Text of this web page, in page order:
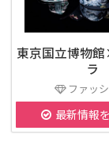
東京国立博物
ラ
ファッ
最新情報